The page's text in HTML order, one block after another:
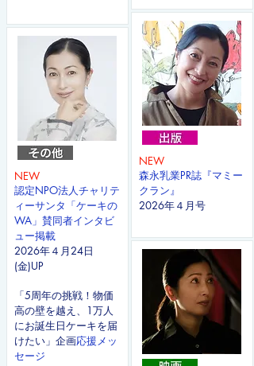
NEW
認定NPO法人チャリテ
ィーサンタ「ケーキの
WA」賛同者インタビ
ュー掲載
2026年４月24日
(金)UP​
「5周年の挑戦！物価
高の壁を越え、1万人
にお誕生日ケーキを届
けたい」企画応援メッ
セージ
NEW
森永乳業PR誌『マミー
クラン』
2026年４月号